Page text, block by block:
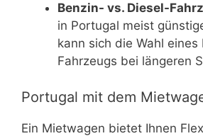
Benzin- vs. Diesel-
in Portugal meist
kann sich die Wahl eines
Fahrzeugs bei längeren
Portugal mit dem
Ein Mietwagen bietet Ihnen